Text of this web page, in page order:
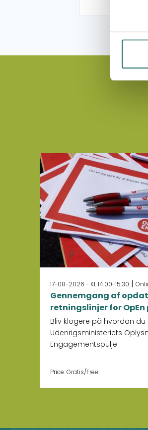
17-08-2026 - Kl. 14:00-15:30 |
Gennemgang af
retningslinjer for
Bliv klogere på hvordan du
Udenrigsministeriets
Engagementspulje
Price: Gratis/Free